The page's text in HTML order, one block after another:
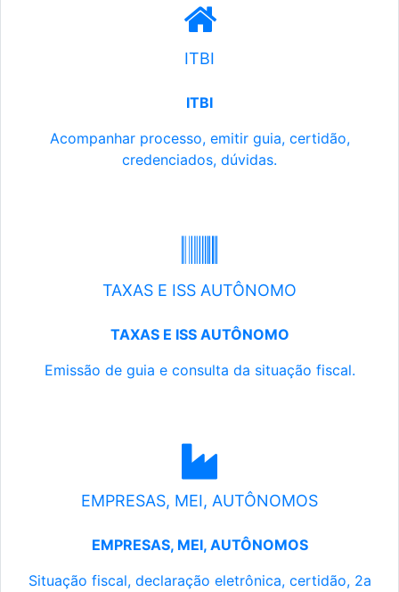
ITBI
ITBI
Acompanhar processo, emitir guia, certidão,
credenciados, dúvidas.
TAXAS E ISS AUTÔNOMO
TAXAS E ISS AUTÔNOMO
Emissão de guia e consulta da situação fiscal.
EMPRESAS, MEI, AUTÔNOMOS
EMPRESAS, MEI, AUTÔNOMOS
Situação fiscal, declaração eletrônica, certidão, 2a